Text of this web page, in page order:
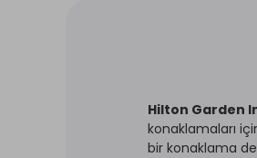
Hilton Garden
konaklamaları
bir konaklama